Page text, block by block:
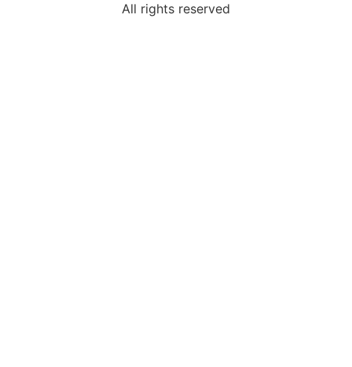
All rights reserved